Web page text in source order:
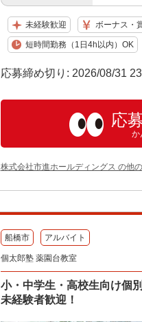
未経験歓迎 ボーナス・
短時間勤務（1日4h以内）OK
応募締め切り: 2026/08/31
応
か
株式会社市進ホールディングス の他
船橋市 アルバイト
個太郎塾 薬園台教室
小・中学生・高校生向け個
未経験者歓迎！